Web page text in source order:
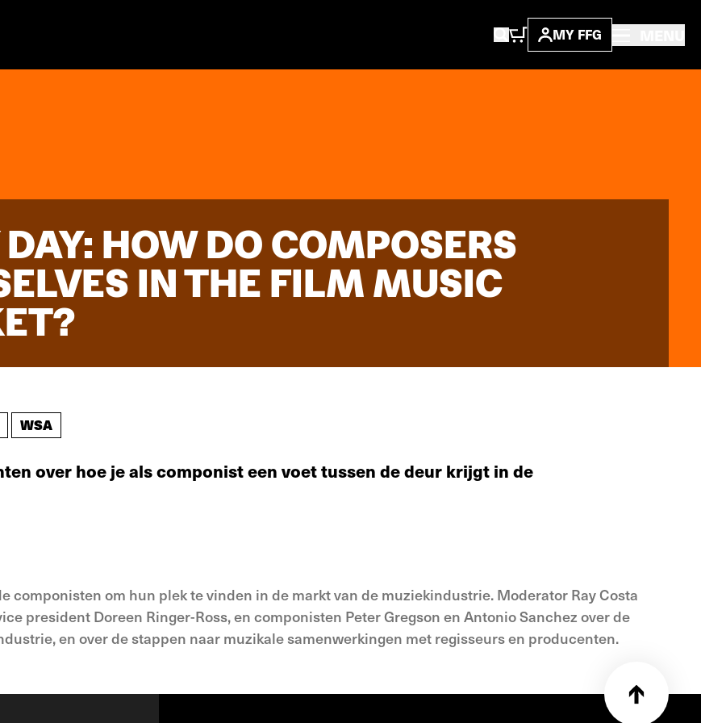
MY FFG
HOW DO COMPOSERS
IN THE FILM MUSIC
WSA
over hoe je als componist een voet tussen de deur krijgt in de
componisten om hun plek te vinden in de markt van de muziekindustrie. Moderator Ray Costa
president Doreen Ringer-Ross, en componisten Peter Gregson en Antonio Sanchez over de
en over de stappen naar muzikale samenwerkingen met regisseurs en producenten.